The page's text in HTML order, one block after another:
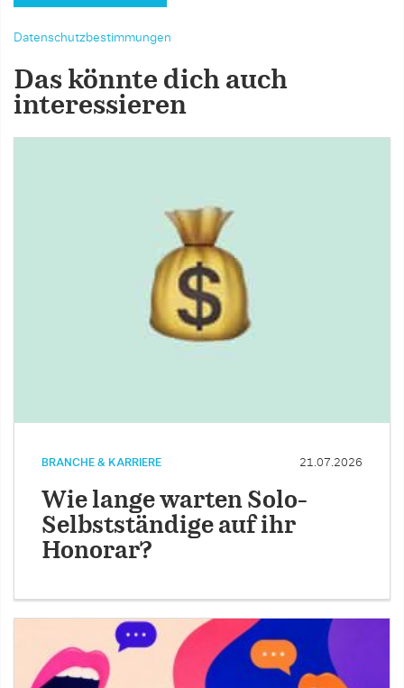
Datenschutzbestimmungen
Das könnte dich auch
interessieren
BRANCHE & KARRIERE 21.07.2026
Wie lange warten Solo-
Selbstständige auf ihr
Honorar?